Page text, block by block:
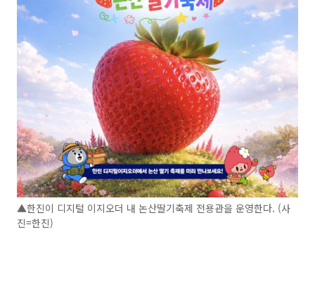
▲한진이 디지털 이지오더 내 논산딸기축제 전용관을 운영한다. (사
진=한진)